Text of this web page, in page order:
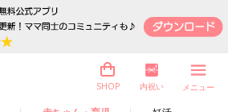
SHOP 内祝い メニュー